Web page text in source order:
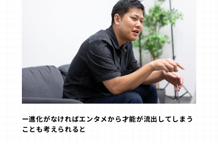
ー進化がなければエンタメから才能が流出してしまう
ことも考えられると